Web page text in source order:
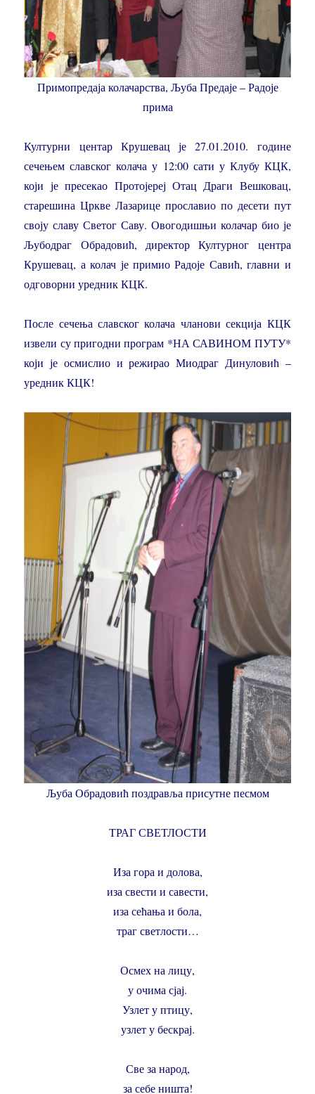
Примопредаја колачарства, Љуба Предаје – Радоје
прима
Културни центар Крушевац је 27.01.2010. године
сечењем славског колача у 12:00 сати у Клубу КЦК,
који је пресекао Протојереј Отац Драги Вешковац,
старешина Цркве Лазарице прославио по десети пут
своју славу Светог Саву. Овогодишњи колачар био је
Љубодраг Обрадовић, директор Културног центра
Крушевац, а колач је примио Радоје Савић, главни и
одговорни уредник КЦК.
После сечења славског колача чланови секција КЦК
извели су пригодни програм *НА САВИНОМ ПУТУ*
који је осмислио и режирао Миодраг Динуловић –
уредник КЦК!
Љуба Обрадовић поздравља присутне песмом
ТРАГ СВЕТЛОСТИ
Иза гора и долова,
иза свести и савести,
иза сећања и бола,
траг светлости…
Осмех на лицу,
у очима сјај.
Узлет у птицу,
узлет у бескрај.
Све за народ,
за себе ништа!